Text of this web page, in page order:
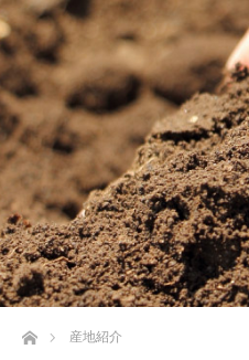
ホーム産地紹介